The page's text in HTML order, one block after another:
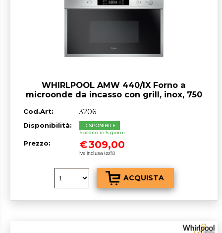
WHIRLPOOL AMW 440/IX Forno a
microonde da incasso con grill, inox, 750
Cod.Art: 3206
Disponibilità:
DISPONIBILE
Spedito in 5 giorni
Prezzo: €309,00
Iva inclusa (22%)